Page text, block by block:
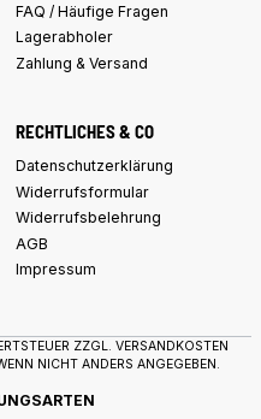
FAQ / Häufige Fragen
Lagerabholer
Zahlung & Versand
RECHTLICHES & CO
Datenschutzerklärung
Widerrufsformular
Widerrufsbelehrung
AGB
Impressum
ZZGL. VERSANDKOSTEN
NICHT ANDERS ANGEGEBEN.